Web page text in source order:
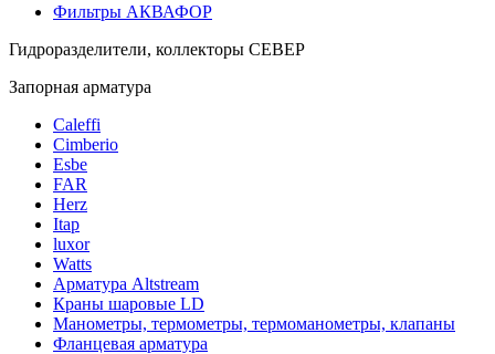
Фильтры АКВАФОР
Гидроразделители, коллекторы СЕВЕР
Запорная арматура
Caleffi
Cimberio
Esbe
FAR
Herz
Itap
luxor
Watts
Арматура Altstream
Краны шаровые LD
Манометры, термометры, термоманометры, клапаны
Фланцевая арматура